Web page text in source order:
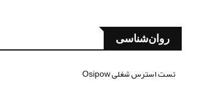
روان‌شناسی
تست استرس شغلی Osipow